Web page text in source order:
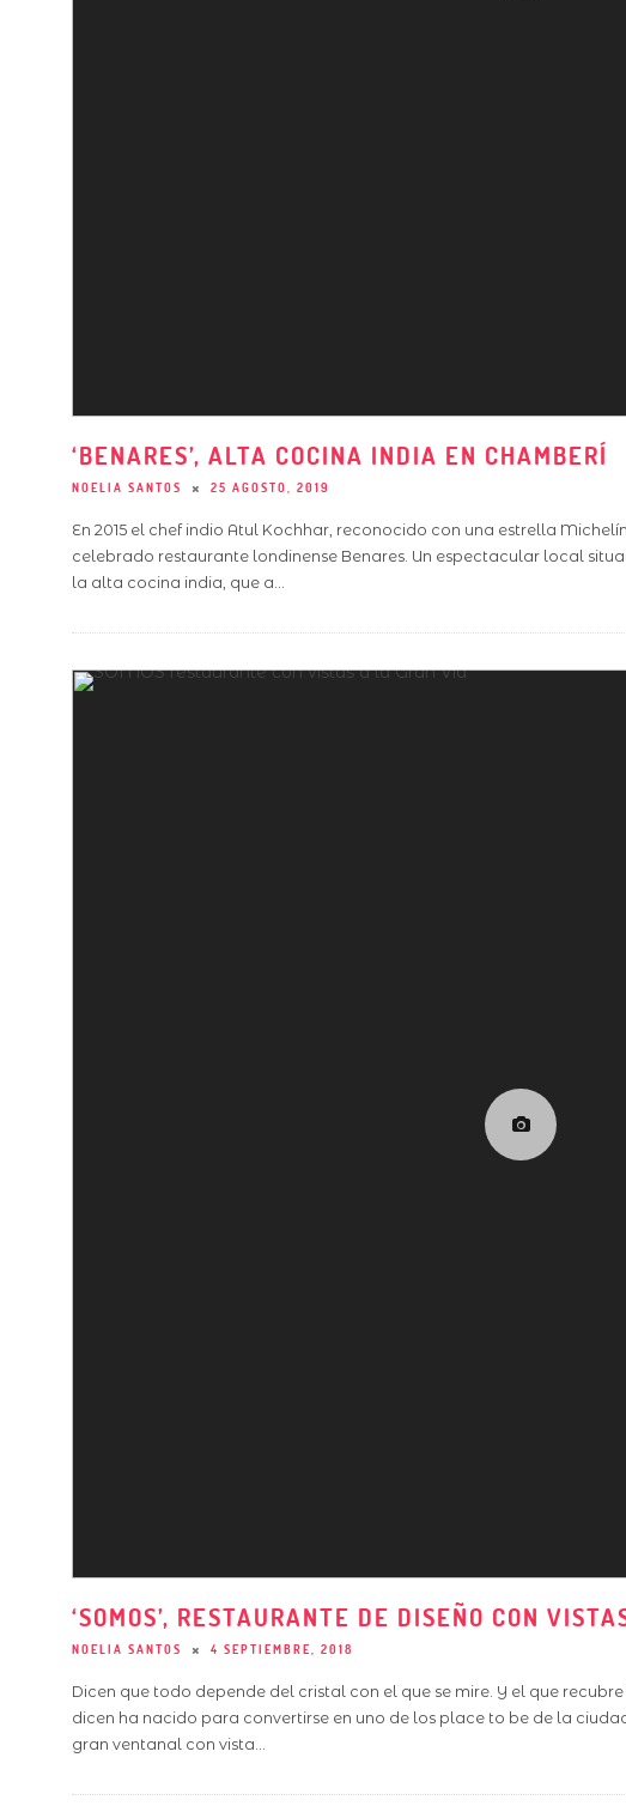
‘BENARES’, ALTA COCINA INDIA EN CHAMBERÍ
NOELIA SANTOS 25 AGOSTO, 2019
En 2015 el chef indio Atul Kochhar, reconocido con una estrella
celebrado restaurante londinense Benares. Un espectacular local
la alta cocina india, que a...
‘SOMOS’, RESTAURANTE DE DISEÑO CON
NOELIA SANTOS 4 SEPTIEMBRE, 2018
Dicen que todo depende del cristal con el que se mire. Y el que
dicen ha nacido para convertirse en uno de los place to be de la
gran ventanal con vista...